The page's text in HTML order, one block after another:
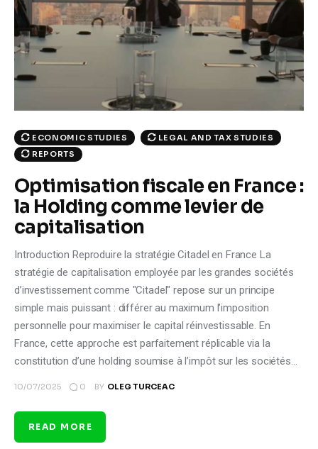
Climate
Shop
ECONOMIC STUDIES
LEGAL AND TAX STUDIES
REPORTS
Optimisation fiscale en France :
la Holding comme levier de
capitalisation
Introduction Reproduire la stratégie Citadel en France La
stratégie de capitalisation employée par les grandes sociétés
d’investissement comme "Citadel" repose sur un principe
simple mais puissant : différer au maximum l’imposition
personnelle pour maximiser le capital réinvestissable. En
France, cette approche est parfaitement réplicable via la
constitution d’une holding soumise à l’impôt sur les sociétés…
10/07/2025 0 BY OLEG TURCEAC
READ MORE